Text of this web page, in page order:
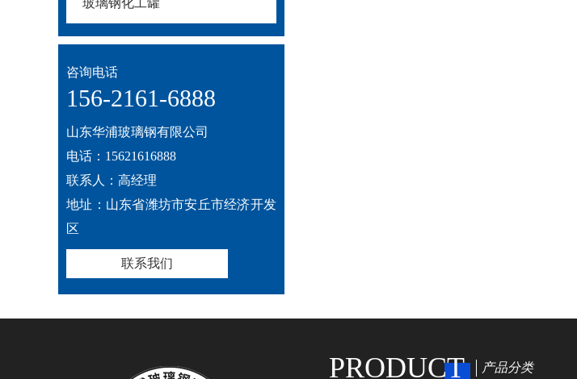
玻璃钢化工罐
咨询电话
156-2161-6888
山东华浦玻璃钢有限公司
电话：15621616888
联系人：高经理
地址：山东省潍坊市安丘市经济开发
区
联系我们
PRODUCT 产品分类